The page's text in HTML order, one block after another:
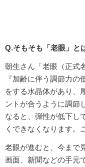
Q.そもそも「老眼」と
朝生さん「老眼（正式
『加齢に伴う調節力
をする水晶体があり、
ントが合うように調節
なると、弾性が低下し
くできなくなります。
老眼が進むと、今まで
画面、新聞などの手元